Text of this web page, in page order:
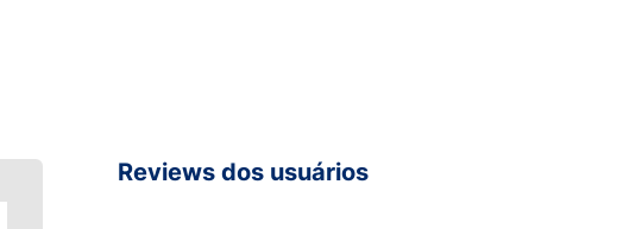
Reviews dos usuários